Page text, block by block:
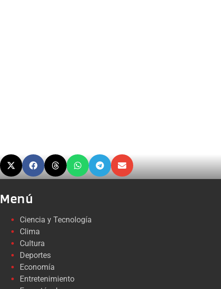
Menú
Ciencia y Tecnología
Clima
Cultura
Deportes
Economía
Entretenimiento